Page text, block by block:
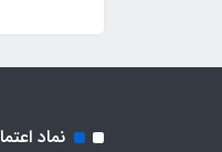
نماد